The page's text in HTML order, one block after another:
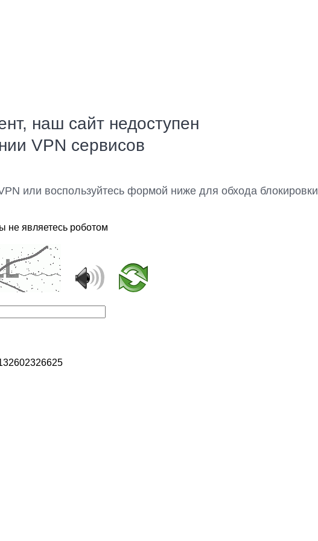
наш сайт недоступен
VPN сервисов
или воспользуйтесь формой ниже для обхода блокировки
не являетесь роботом